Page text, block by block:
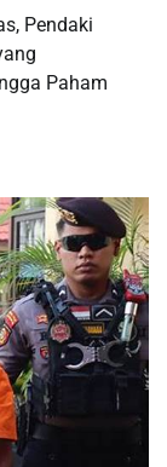
Pendaki
Paham